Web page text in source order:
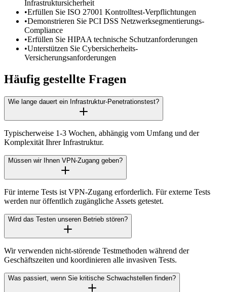
Infrastruktursicherheit
•Erfüllen Sie ISO 27001 Kontrolltest-Verpflichtungen
•Demonstrieren Sie PCI DSS Netzwerksegmentierungs-
Compliance
•Erfüllen Sie HIPAA technische Schutzanforderungen
•Unterstützen Sie Cybersicherheits-
Versicherungsanforderungen
Häufig gestellte Fragen
Wie lange dauert ein Infrastruktur-Penetrationstest?
Typischerweise 1-3 Wochen, abhängig vom Umfang und der
Komplexität Ihrer Infrastruktur.
Müssen wir Ihnen VPN-Zugang geben?
Für interne Tests ist VPN-Zugang erforderlich. Für externe Tests
werden nur öffentlich zugängliche Assets getestet.
Wird das Testen unseren Betrieb stören?
Wir verwenden nicht-störende Testmethoden während der
Geschäftszeiten und koordinieren alle invasiven Tests.
Was passiert, wenn Sie kritische Schwachstellen finden?